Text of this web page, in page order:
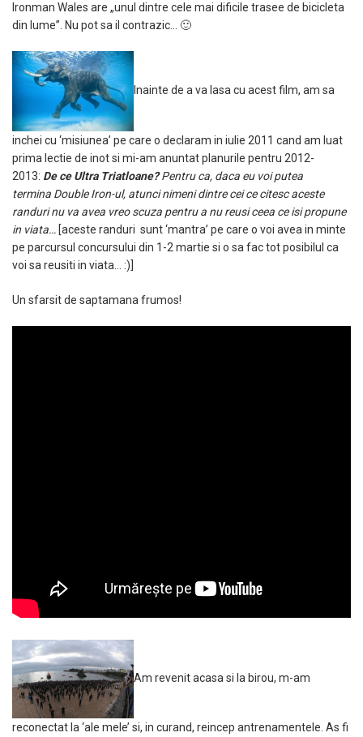
Ironman Wales are „unul dintre cele mai dificile trasee de bicicleta
din lume”. Nu pot sa il contrazic… 🙂
Inainte de a va lasa cu acest film, am sa
inchei cu ‘misiunea’ pe care o declaram in iulie 2011 cand am luat
prima lectie de inot si mi-am anuntat planurile pentru 2012-
2013: De ce Ultra Triatloane?Pentru ca, daca eu voi putea
termina Double Iron-ul, atunci nimeni dintre cei ce citesc aceste
randuri nu va avea vreo scuza pentru a nu reusi ceea ce isi propune
in viata… [aceste randuri sunt ‘mantra’ pe care o voi avea in minte
pe parcursul concursului din 1-2 martie si o sa fac tot posibilul ca
voi sa reusiti in viata… :)]
Un sfarsit de saptamana frumos!
Am revenit acasa si la birou, m-am
reconectat la ‘ale mele’ si, in curand, reincep antrenamentele. As fi